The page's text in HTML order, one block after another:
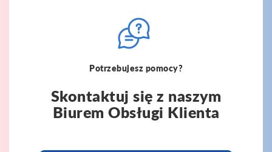
Potrzebujesz pomocy?
Skontaktuj się z naszym
Biurem Obsługi Klienta